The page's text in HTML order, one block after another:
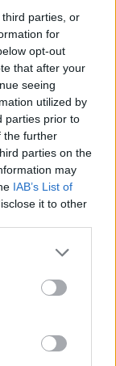
parties, or
for
opt-out
that after your
seeing
utilized by
parties prior to
the further
parties on the
may
IAB’s List of
it to other
more Google
may click to
party tags to
below Google
(Twitteren) - és
előkerültek a
elsőre egy óra
többen is azt a
lesz a EGS
viszont inkább
megfejtés -
Dinn.
kísértetiesen
ezek csak
tűnnek is.